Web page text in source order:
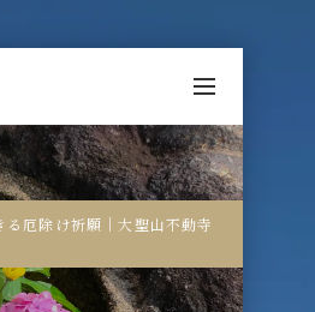
不動寺について
祈願
る厄除け祈願｜大聖山不動寺
2024.12.25